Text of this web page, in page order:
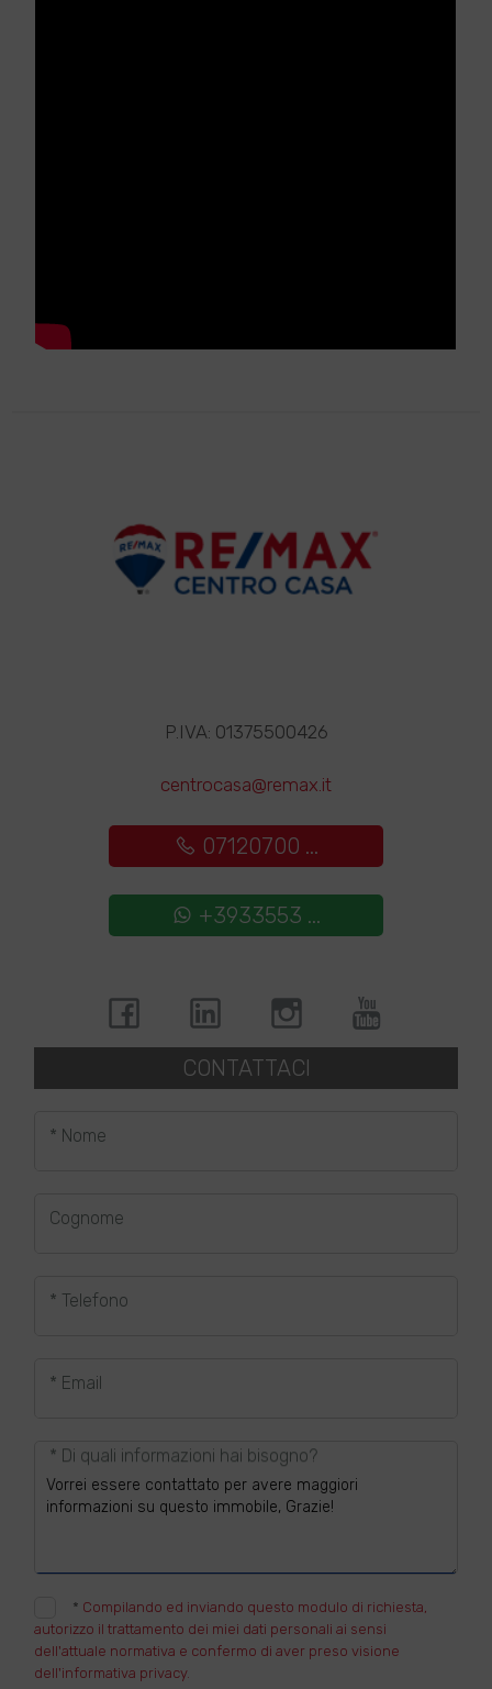
P.IVA: 01375500426
centrocasa@remax.it
07120700 ...
+3933553 ...
CONTATTACI
* Nome
Cognome
* Telefono
* Email
* Di quali informazioni hai bisogno?
* Compilando ed inviando questo modulo di richiesta,
autorizzo il trattamento dei miei dati personali ai sensi
dell'attuale normativa e confermo di aver preso visione
dell'informativa privacy.